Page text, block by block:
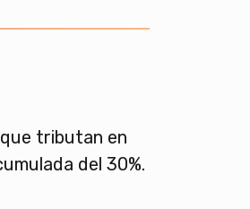
tributan en
del 30%.